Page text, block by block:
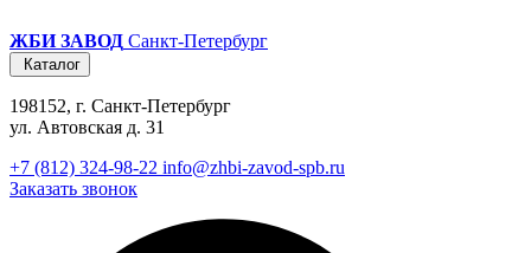
ЖБИ ЗАВОД Санкт-Петербург
Каталог
198152, г. Санкт-Петербург
ул. Автовская д. 31
+7 (812) 324-98-22 info@zhbi-zavod-spb.ru
Заказать звонок